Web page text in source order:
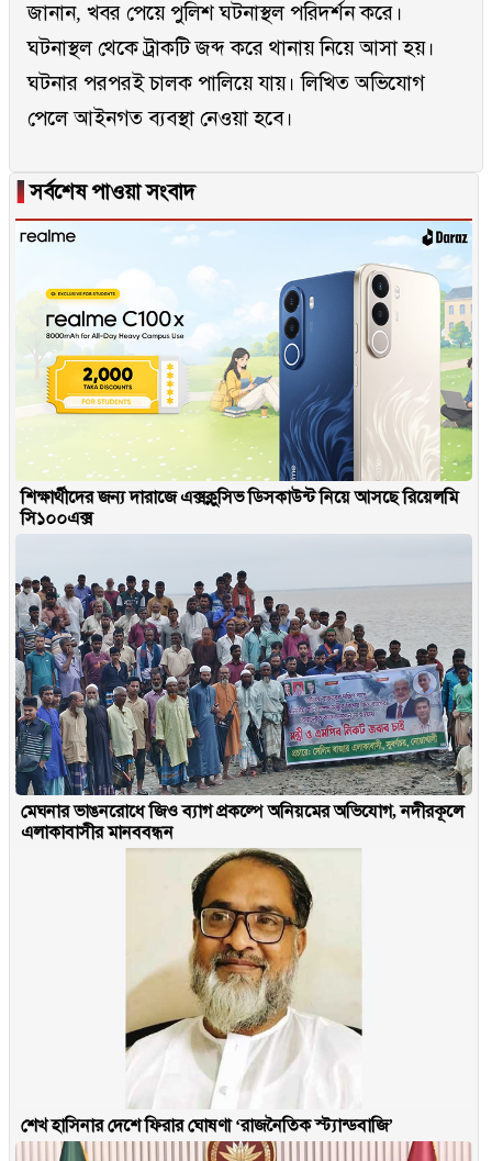
জানান, খবর পেয়ে পুলিশ ঘটনাস্থল পরিদর্শন করে।
ঘটনাস্থল থেকে ট্রাকটি জব্দ করে থানায় নিয়ে আসা হয়।
ঘটনার পরপরই চালক পালিয়ে যায়। লিখিত অভিযোগ
পেলে আইনগত ব্যবস্থা নেওয়া হবে।
▐সর্বশেষ পাওয়া সংবাদ
শিক্ষার্থীদের জন্য দারাজে এক্সক্লুসিভ ডিসকাউন্ট নিয়ে আসছে রিয়েলমি
সি১০০এক্স
মেঘনার ভাঙনরোধে জিও ব্যাগ প্রকল্পে অনিয়মের অভিযোগ, নদীরকূলে
এলাকাবাসীর মানববন্ধন
শেখ হাসিনার দেশে ফিরার ঘোষণা ‘রাজনৈতিক স্ট্যান্ডবাজি’